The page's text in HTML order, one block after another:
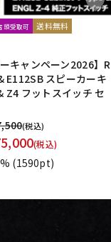
頭受取可 送料無料
ーキャンペーン2026】R
E112SB スピーカーキ
Z4 フットスイッチ セ
(税込)
(税込)
(1590pt)